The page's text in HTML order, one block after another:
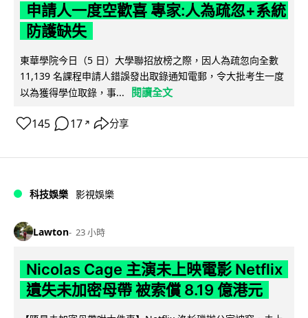
申請人一度空歡喜 專家:人為疏忽+系統
防護缺失
東華學院今日（5 日）大學聯招放榜之際，因人為疏忽向全數
11,139 名課程申請人錯誤發出取錄通知電郵，令大批考生一度
以為獲得學位取錄，事...
閱讀全文
145 17 ↗ 分享
科技娛樂 影視娛樂
Lawton 23 小時
Nicolas Cage 主演未上映電影 Netflix
遺失未加密母帶 被索償 8.19 億港元